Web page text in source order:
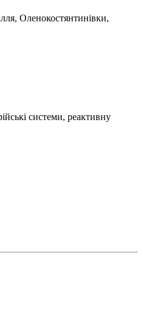
Оленокостянтинівки,
системи, реактивну